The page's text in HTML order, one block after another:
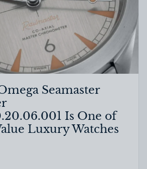
Seamaster
Is One of
Luxury Watches